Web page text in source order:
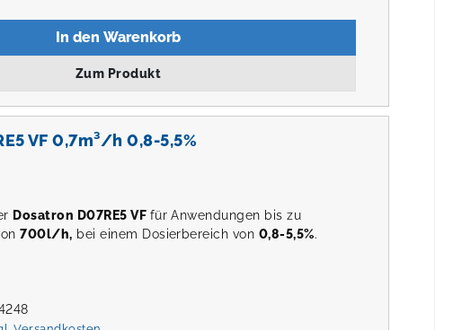
In den Warenkorb
Zum Produkt
VF 0,7m³/h 0,8-5,5%
Dosatron D07RE5 VF für Anwendungen bis zu
700l/h, bei einem Dosierbereich von 0,8-5,5%.